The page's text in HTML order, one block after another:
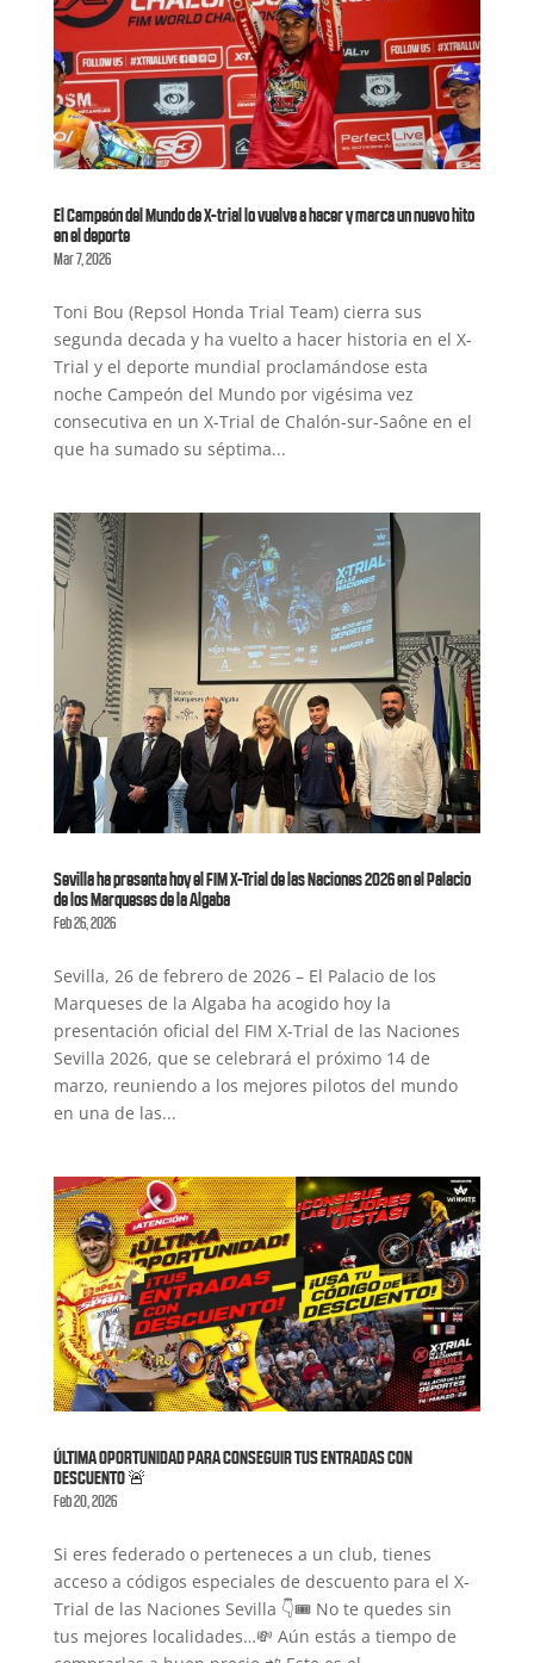
El Campeón del Mundo de X-trial lo vuelve a hacer y marca un nuevo hito
en el deporte
Mar 7, 2026
Toni Bou (Repsol Honda Trial Team) cierra sus
segunda decada y ha vuelto a hacer historia en el X-
Trial y el deporte mundial proclamándose esta
noche Campeón del Mundo por vigésima vez
consecutiva en un X-Trial de Chalón-sur-Saône en el
que ha sumado su séptima...
Sevilla ha presenta hoy el FIM X-Trial de las Naciones 2026 en el Palacio
de los Marqueses de la Algaba
Feb 26, 2026
Sevilla, 26 de febrero de 2026 – El Palacio de los
Marqueses de la Algaba ha acogido hoy la
presentación oficial del FIM X-Trial de las Naciones
Sevilla 2026, que se celebrará el próximo 14 de
marzo, reuniendo a los mejores pilotos del mundo
en una de las...
ÚLTIMA OPORTUNIDAD PARA CONSEGUIR TUS ENTRADAS CON
DESCUENTO 🚨
Feb 20, 2026
Si eres federado o perteneces a un club, tienes
acceso a códigos especiales de descuento para el X-
Trial de las Naciones Sevilla 👇🎟️ No te quedes sin
tus mejores localidades…💸 Aún estás a tiempo de